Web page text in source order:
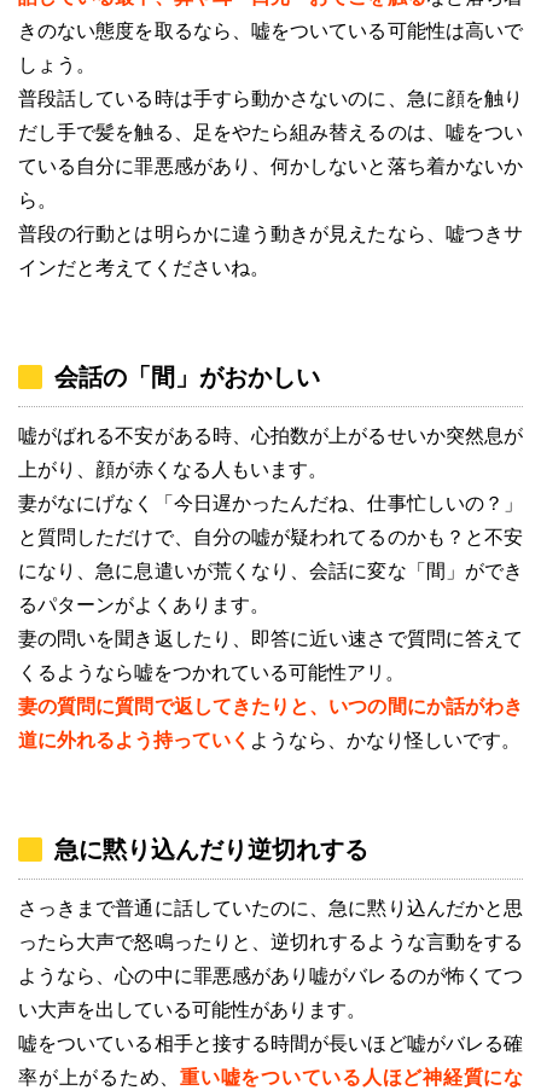
きのない態度を取るなら、嘘をついている可能性は高いで
しょう。
普段話している時は手すら動かさないのに、急に顔を触り
だし手で髪を触る、足をやたら組み替えるのは、嘘をつい
ている自分に罪悪感があり、何かしないと落ち着かないか
ら。
普段の行動とは明らかに違う動きが見えたなら、嘘つきサ
インだと考えてくださいね。
会話の「間」がおかしい
嘘がばれる不安がある時、心拍数が上がるせいか突然息が
上がり、顔が赤くなる人もいます。
妻がなにげなく「今日遅かったんだね、仕事忙しいの？」
と質問しただけで、自分の嘘が疑われてるのかも？と不安
になり、急に息遣いが荒くなり、会話に変な「間」ができ
るパターンがよくあります。
妻の問いを聞き返したり、即答に近い速さで質問に答えて
くるようなら嘘をつかれている可能性アリ。
妻の質問に質問で返してきたりと、いつの間にか話がわき
道に外れるよう持っていく ようなら、かなり怪しいです。
急に黙り込んだり逆切れする
さっきまで普通に話していたのに、急に黙り込んだかと思
ったら大声で怒鳴ったりと、逆切れするような言動をする
ようなら、心の中に罪悪感があり嘘がバレるのが怖くてつ
い大声を出している可能性があります。
嘘をついている相手と接する時間が長いほど嘘がバレる確
率が上がるため、 重い嘘をついている人ほど神経質にな